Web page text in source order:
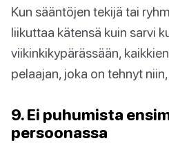
Kun sääntöjen tekijä tai
liikuttaa kätensä kuin sarvi
viikinkikypärässään,
pelaajan, joka on tehnyt
9. Ei puhumista
persoonassa